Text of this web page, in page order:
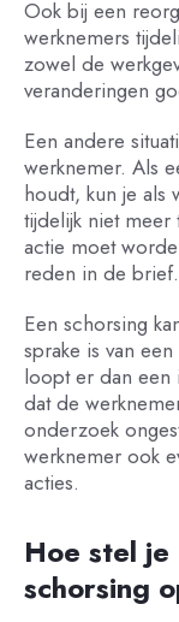
Ook bij een
werknemers
zowel de
veranderingen
Een andere
werknemer. Als
houdt, kun je als
tijdelijk niet
actie moet
reden in de brief.
Een schorsing
sprake is van
loopt er dan een
dat de
onderzoek
werknemer ook
acties.
Hoe stel
schorsing